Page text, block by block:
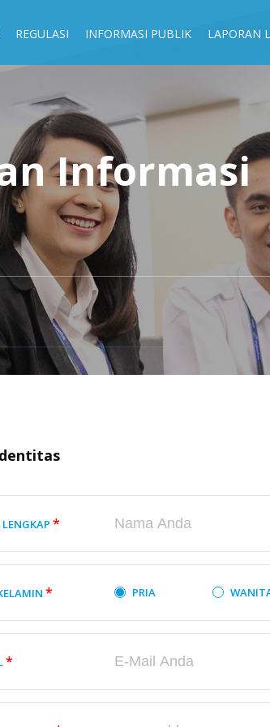
REGULASI INFORMASI PUBLIK LAPORAN
Informasi
*
* PRIA
*